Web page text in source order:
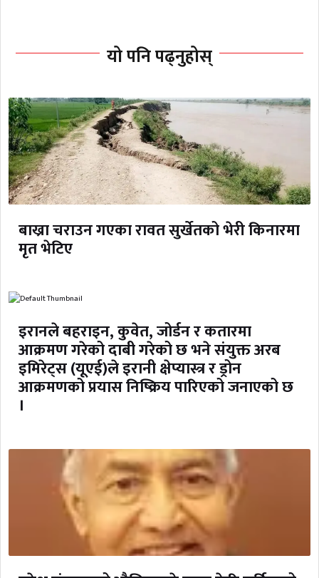
यो पनि पढ्नुहोस्
बाख्रा चराउन गएका रावत सुर्खेतको भेरी किनारमा
मृत भेटिए
इरानले बहराइन, कुवेत, जोर्डन र कतारमा
आक्रमण गरेको दाबी गरेको छ भने संयुक्त अरब
इमिरेट्स (यूएई)ले इरानी क्षेप्यास्त्र र ड्रोन
आक्रमणको प्रयास निष्क्रिय पारिएको जनाएको छ
।